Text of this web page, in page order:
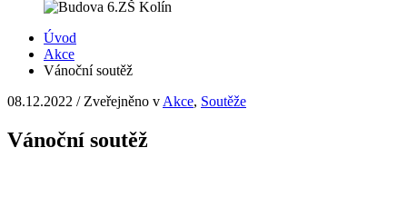
Úvod
Akce
Vánoční soutěž
08.12.2022 / Zveřejněno v Akce, Soutěže
Vánoční soutěž